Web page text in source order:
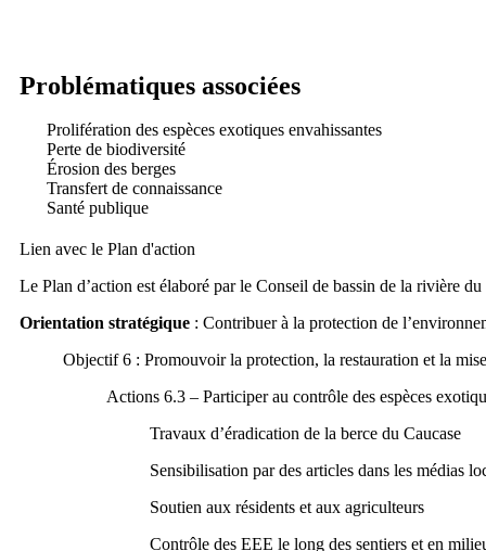
Problématiques associées
Prolifération des espèces exotiques envahissantes
Perte de biodiversité
Érosion des berges
Transfert de connaissance
Santé publique
Lien avec le Plan d'action
Le Plan d’action est élaboré par le Conseil de bassin de la rivière
Orientation stratégique : Contribuer à la protection de
Objectif 6 : Promouvoir la protection, la restauration et la
Actions 6.3 – Participer au contrôle des espèces
Travaux d’éradication de la berce du Caucase
Sensibilisation par des articles dans les médias
Soutien aux résidents et aux agriculteurs
Contrôle des EEE le long des sentiers et en